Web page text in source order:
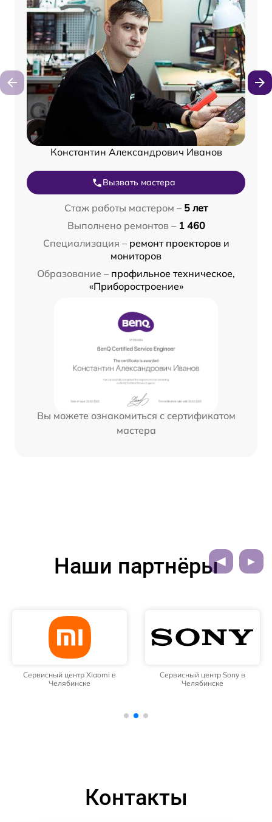
Константин Александрович Иванов
Вызвать мастера
Стаж работы мастером – 5 лет
Выполнено ремонтов – 1 460
Специализация – ремонт проекторов и
мониторов
Образование – профильное техническое,
«Приборостроение»
Вы можете ознакомиться с сертификатом
мастера
Наши партнёры
Сервисный центр Xiaomi в
Челябинске
Сервисный центр Sony в
Челябинске
Контакты